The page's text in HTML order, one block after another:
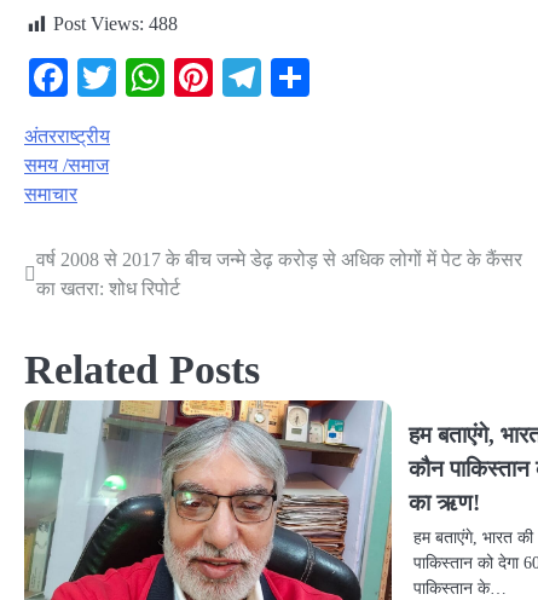
Post Views: 488
Facebook
TwitterWhatsApp
PinterestTelegram
अंतरराष्ट्रीय
समय /समाज
समाचार
Post
वर्ष 2008 से 2017 के बीच जन्मे डेढ़ करोड़ से अधिक लोगों में पेट के कैंसर
का खतरा: शोध रिपोर्ट
Related Posts
हम बताएंगे,
कौन
का ऋण!
हम बताएंगे, भारत
पाकिस्तान को देगा
पाकिस्तान के…